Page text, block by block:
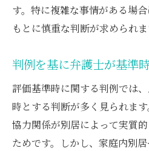
す。特に複雑な事情がある場
もとに慎重な判断が求められま
判例を基に弁護士が基準
評価基準時に関する判例では
時とする判断が多く見られま
協力関係が別居によって実質
ためです。しかし、家庭内別